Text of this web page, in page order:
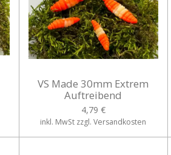
VS Made 30mm Extrem
Auftreibend
4,79 €
inkl. MwSt zzgl. Versandkosten